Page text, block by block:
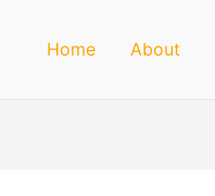
Home About